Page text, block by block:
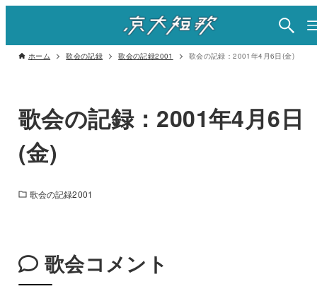
ホーム 歌会の記録 歌会の記録2001 歌会の記録：2001年4月6日(金)
歌会の記録：2001年4月6日
(金)
歌会の記録2001
歌会コメント